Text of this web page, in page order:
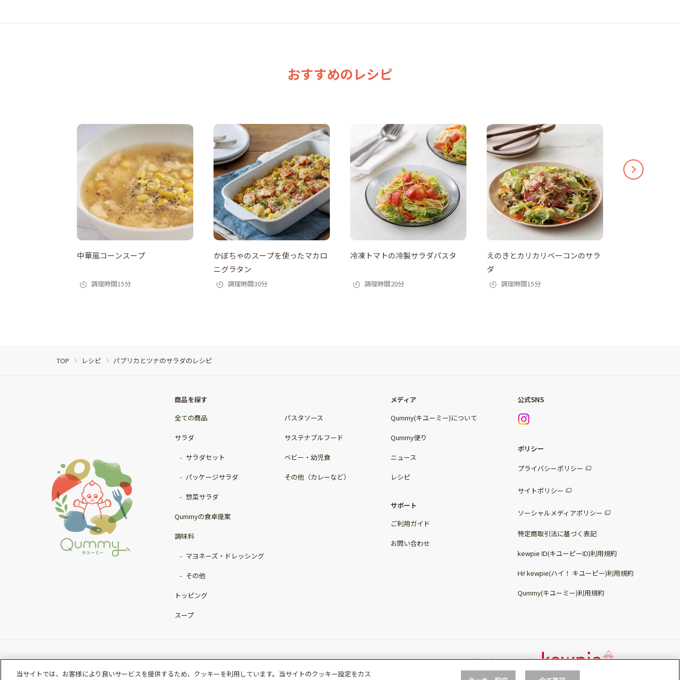
おすすめのレシピ
中華風コーンスープ
調理時間15分
かぼちゃのスープを使ったマカロ
ニグラタン
調理時間30分
冷凍トマトの冷製サラダパスタ
調理時間20分
えのきとカリカリベーコンのサラ
ダ
調理時間15分
TOP レシピ パプリカとツナのサラダのレシピ
商品を探す
全ての商品
サラダ
サラダセット
パッケージサラダ
惣菜サラダ
Qummyの食卓提案
調味料
マヨネーズ・ドレッシング
その他
トッピング
スープ
パスタソース
サステナブルフード
ベビー・幼児食
その他（カレーなど）
メディア
Qummy(キユーミー)について
Qummy便り
ニュース
レシピ
サポート
ご利用ガイド
お問い合わせ
公式SNS
ポリシー
プライバシーポリシー
サイトポリシー
ソーシャルメディアポリシー
特定商取引法に基づく表記
kewpie ID(キユーピーID)利用規約
Hi! kewpie(ハイ！ キユーピー)利用規約
Qummy(キユーミー)利用規約
当サイトでは、お客様により良いサービスを提供するため、クッキーを利用しています。当サイトのクッキー設定をカス